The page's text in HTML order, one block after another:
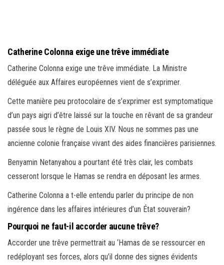
Catherine Colonna exige une trêve immédiate
Catherine Colonna exige une trêve immédiate. La Ministre
déléguée aux Affaires européennes vient de s’exprimer.
Cette manière peu protocolaire de s’exprimer est symptomatique
d’un pays aigri d’être laissé sur la touche en rêvant de sa grandeur
passée sous le règne de Louis XIV. Nous ne sommes pas une
ancienne colonie française vivant des aides financières parisiennes.
Benyamin Netanyahou a pourtant été très clair, les combats
cesseront lorsque le Hamas se rendra en déposant les armes.
Catherine Colonna a t-elle entendu parler du principe de non
ingérence dans les affaires intérieures d’un État souverain?
Pourquoi ne faut-il accorder aucune trêve?
Accorder une trêve permettrait au ‘Hamas de se ressourcer en
redéployant ses forces, alors qu’il donne des signes évidents